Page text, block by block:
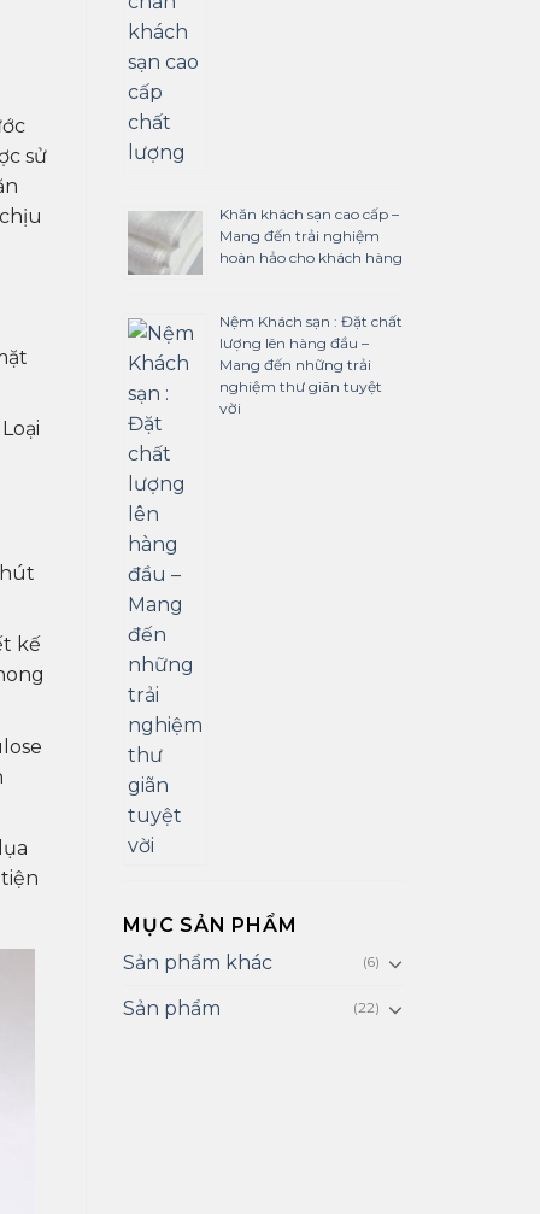
sử
kế
Khăn khách sạn cao cấp –
Mang đến trải nghiệm
hoàn hảo cho khách hàng
Nệm Khách sạn : Đặt chất
lượng lên hàng đầu –
Mang đến những trải
nghiệm thư giãn tuyệt
vời
MỤC SẢN PHẨM
Sản phẩm khác
(6)
Sản phẩm (22)